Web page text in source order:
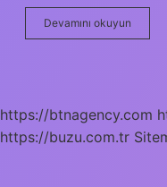
Devamını okuyun
Ve
https://btnagency.com
https://buzu.com.tr